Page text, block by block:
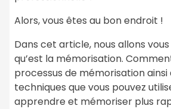
Alors, vous êtes au bon endroit !
Dans cet article, nous allons
qu’est la mémorisation.
processus de mémorisation ainsi
techniques que vous pouvez
apprendre et mémoriser plus